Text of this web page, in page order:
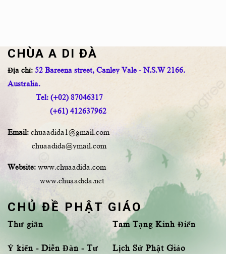
CHÙA A DI ĐÀ
Địa chỉ: 52 Bareena street, Canley Vale - N.S.W 2166.
Australia.
Tel: (+02) 87046317
(+61) 412637962
Email: chuaadida1@gmail.com
chuaadida@ymail.com
Website: www.chuaadida.com
www.chuaadida.net
CHỦ ĐỀ PHẬT GIÁO
Thư giãn
Ý kiến - Diễn Đàn - Tư
Tam Tạng Kinh Điển
Lịch Sử Phật Giáo